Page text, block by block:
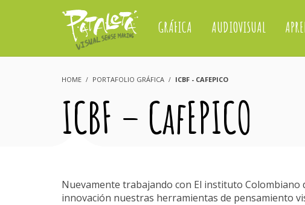
GRÁFICA AUDIOVISUAL
HOME PORTAFOLIO GRÁFICA ICBF - CAFEPICO
ICBF – CafEPICO
Nuevamente trabajando con El instituto
innovación nuestras herramientas de pensamiento